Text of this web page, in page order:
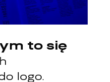
to się
logo.